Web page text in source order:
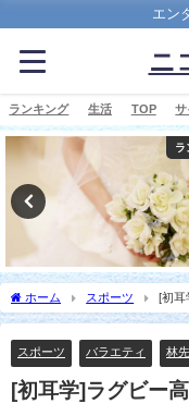
エン
ニ
ランキング 生活 TOP
バ
ホーム スポーツ
[初耳
話！
スポーツ バラエティ 林
[初耳学]ラグビー